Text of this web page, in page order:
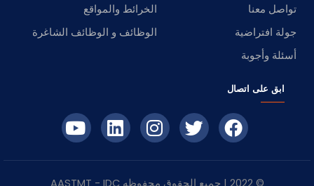
تواصل معنا
الخرائط والمواقع
جولة افتراضية
الوظائف و الوظائف الشاغرة
أسئلة وأجوبة
ابق على اتصال
© 2022 | جميع الحقوق محفوظه IDC
- AASTMT